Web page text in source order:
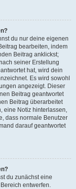
du nur deine eigenen
bearbeiten, indem
Beitrag anklickst;
seiner Erstellung
hat, wird dein
Es wird sowohl
angezeigt. Dieser
Beitrag geantwortet
Beitrag überarbeitet
eine Notiz hinterlassen,
dass normale Benutzer
darauf geantwortet
du zunächst eine
entwerfen.